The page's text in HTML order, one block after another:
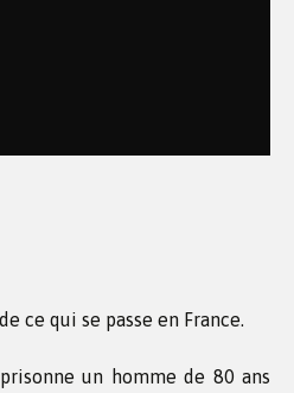
ce qui se passe en France.
un homme de 80 ans